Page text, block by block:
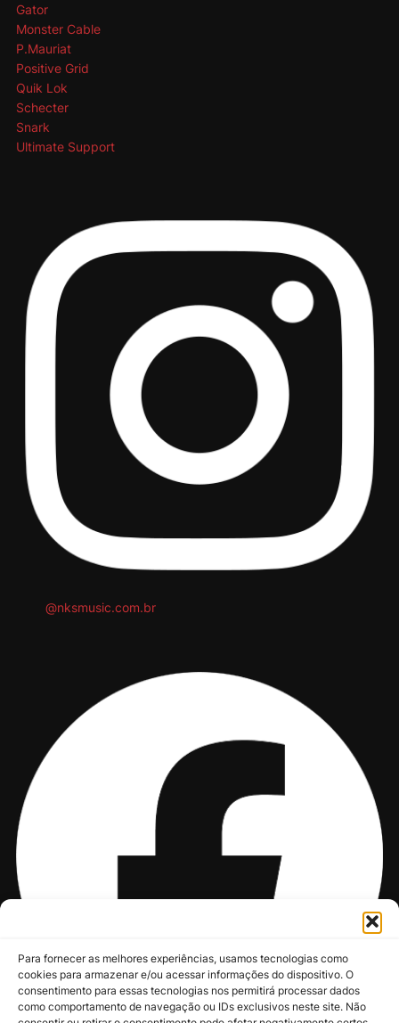
Para fornecer as melhores experiências, usamos tecnologias como
cookies para armazenar e/ou acessar informações do dispositivo. O
consentimento para essas tecnologias nos permitirá processar dados
como comportamento de navegação ou IDs exclusivos neste site. Não
Gator
Monster Cable
P.Mauriat
Positive Grid
Quik Lok
Schecter
Snark
Ultimate Support
@nksmusic.com.br